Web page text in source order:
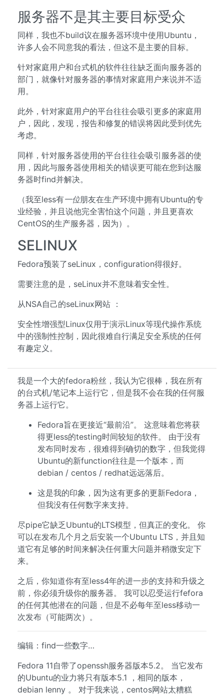
服务器不是其主要目标受众
同样，我也不build议在服务器环境中使用Ubuntu，
许多人会不同意我的看法，但这不是主要的目标。
针对家庭用户和台式机的软件往往缺乏面向服务器的
部门，就像针对服务器的事情对家庭用户来说并不适
用。
此外，针对家庭用户的平台往往会吸引更多的家庭用
户，因此，发现，报告和修复的错误将因此受到优先
考虑。
同样，针对服务器使用的平台往往会吸引服务器的使
用，因此与服务器使用相关的错误更可能在您到达服
务器时find并解决。
（我至less有一位朋友在生产环境中拥有Ubuntu的专
业经验，并且说他完全害怕这个问题，并且更喜欢
CentOS的生产服务器，因为）。
SELINUX
Fedora预装了seLinux，configuration得很好。
需要注意的是，seLinux并不意味着安全性。
从NSA自己的seLinux网站 ：
安全性增强型Linux仅用于演示Linux等现代操作系统
中的强制性控制，因此很难自行满足安全系统的任何
有趣定义。
我是一个大的fedora粉丝，我认为它很棒，我在所有
的台式机/笔记本上运行它，但是我不会在我的任何服
务器上运行它。
Fedora旨在更接近“最前沿”。 这意味着您将获
得更less的testing时间较短的软件。 由于没有
发布同时发布，很难得到确切的数字，但我觉得
Ubuntu的新function往往是一个版本，而
debian / centos / redhat远远落后。
这是我的印象，因为这有更多的更新Fedora，
但我没有任何数字来支持。
尽pipe它缺乏Ubuntu的LTS模型，但真正的变化。 你
可以在发布几个月之后安装一个Ubuntu LTS，并且知
道它有足够的时间来解决任何重大问题并稍微安定下
来。
之后，你知道你有至less4年的进一步的支持和升级之
前，你必须升级你的服务器。 我可以忍受运行fefora
的任何其他潜在的问题，但是不必每年至less移动一
次发布（可能两次）。
编辑：find一些数字…
Fedora 11自带了openssh服务器版本5.2。 当它发布
的Ubuntu的业力将只有版本5.1 ，相同的版本，
debian lenny 。 对于我来说，centos网站太糟糕